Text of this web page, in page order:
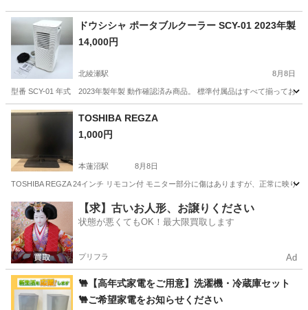
ドウシシャ ポータブルクーラー SCY-01 2023年製
14,000円
北綾瀬駅 8月8日
型番 SCY-01 年式 2023年製年製 動作確認済み商品。 標準付属品はすべて揃ってお
東京 足立区
TOSHIBA REGZA
1,000円
本蓮沼駅 8月8日
TOSHIBA REGZA 24インチ リモコン付 モニター部分に傷はありますが、正常に映りま
東京 北区 本蓮沼駅 テレビ REGZA
【求】古いお人形、お譲りください
状態が悪くてもOK！最大限買取します
プリフラ Ad
🐫【高年式家電をご用意】洗濯機・冷蔵庫セット
🐫ご希望家電をお知らせください